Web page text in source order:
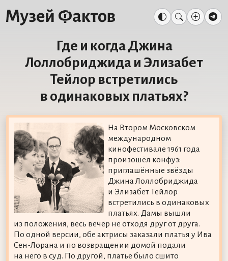
Где и когда Джина
Лоллобриджида и Элизабет
Тейлор встретились
в одинаковых платьях?
На Втором Московском
международном
кинофестивале 1961 года
произошёл конфуз:
приглашённые звёзды
Джина Лоллобриджида
и Элизабет Тейлор
встретились в одинаковых
платьях. Дамы вышли
из положения, весь вечер не отходя друг от друга.
По одной версии, обе актрисы заказали платья у Ива
Сен-Лорана и по возвращении домой подали
на него в суд. По другой, платье было сшито